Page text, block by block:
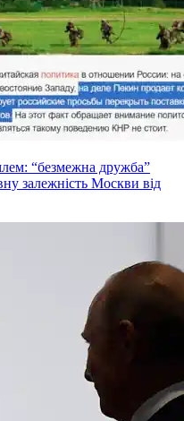
“безмежна дружба”
залежність Москви від